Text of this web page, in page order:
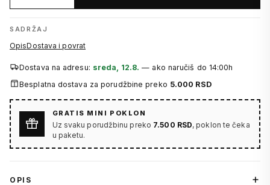
SADRŽAJ
OpisDostava i povrat
Dostava na adresu: sreda, 12.8. — ako naručiš do 14:00h
Besplatna dostava za porudžbine preko 5.000 RSD
GRATIS MINI POKLON
Uz svaku porudžbinu preko 7.500 RSD, poklon te čeka
u paketu.
OPIS